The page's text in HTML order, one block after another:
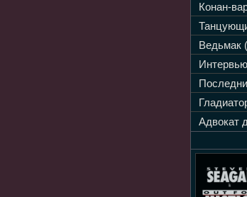
Конан-
Ведьмак
Адвокат